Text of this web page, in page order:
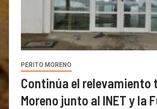
PERITO MORENO
Continúa el relevamiento
Moreno junto al INET y la